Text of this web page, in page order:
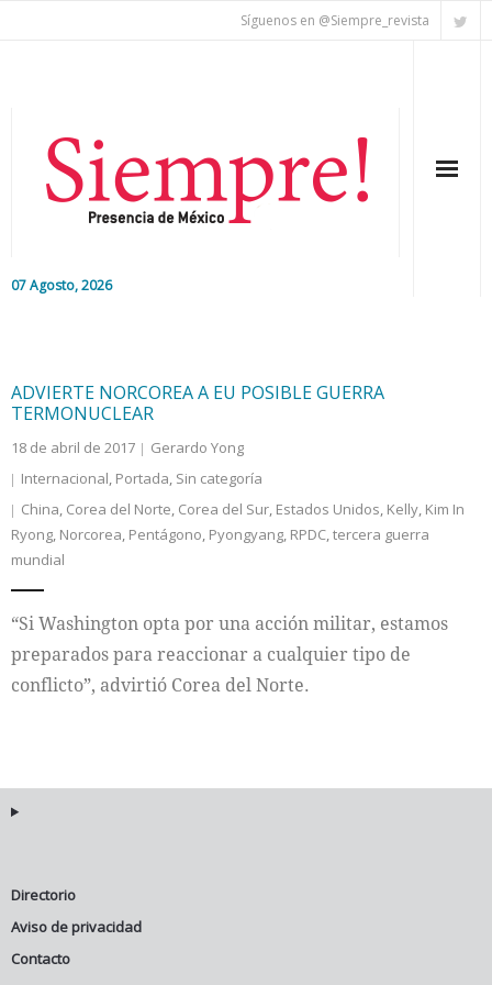
Síguenos en @Siempre_revista
07 Agosto, 2026
Colaboradores
Internacional
ADVIERTE NORCOREA A EU POSIBLE GUERRA
TERMONUCLEAR
18 de abril de 2017
Gerardo Yong
Internacional, Portada, Sin categoría
China, Corea del Norte, Corea del Sur, Estados Unidos, Kelly, Kim In
Ryong, Norcorea, Pentágono, Pyongyang, RPDC,tercera guerra
mundial
“Si Washington opta por una acción militar, estamos
preparados para reaccionar a cualquier tipo de
conflicto”, advirtió Corea del Norte.
Directorio
Aviso de privacidad
Contacto